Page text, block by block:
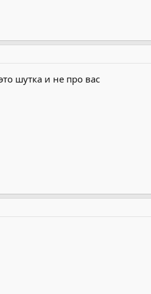
шутка и не про вас